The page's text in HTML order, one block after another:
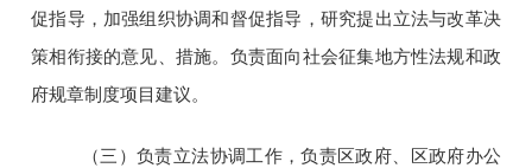
促指导，加强组织协调和督促指导，研究提出立法与改革决
策相衔接的意见、措施。负责面向社会征集地方性法规和政
府规章制度项目建议。
（三）负责立法协调工作，负责区政府、区政府办公